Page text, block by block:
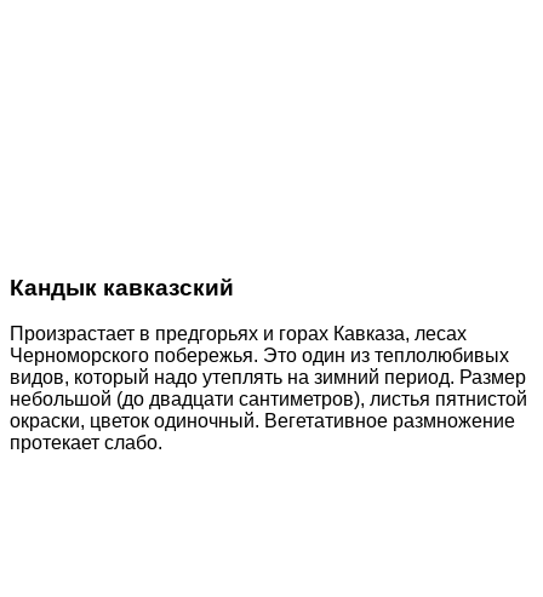
Кандык кавказский
Произрастает в предгорьях и горах Кавказа, лесах
Черноморского побережья. Это один из теплолюбивых
видов, который надо утеплять на зимний период. Размер
небольшой (до двадцати сантиметров), листья пятнистой
окраски, цветок одиночный. Вегетативное размножение
протекает слабо.